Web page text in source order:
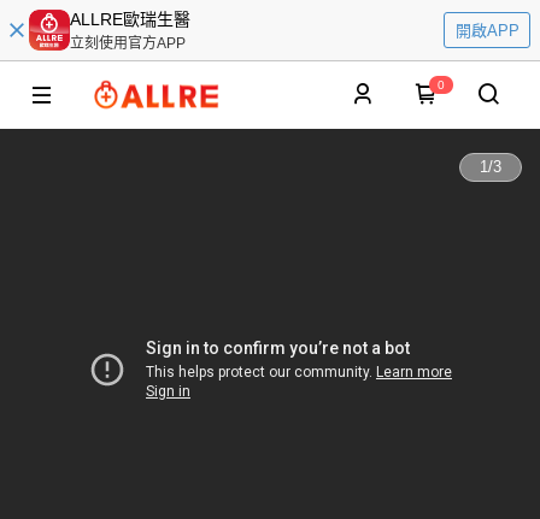
ALLRE歐瑞生醫
立刻使用官方APP
開啟APP
0
1/3